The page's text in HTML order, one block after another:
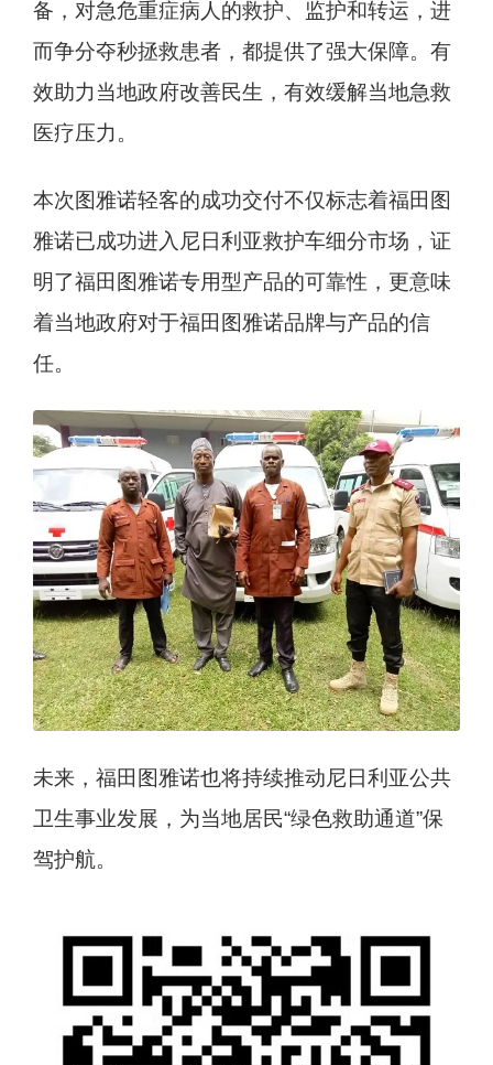
备，对急危重症病人的救护、监护和转运，进
而争分夺秒拯救患者，都提供了强大保障。有
效助力当地政府改善民生，有效缓解当地急救
医疗压力。
本次图雅诺轻客的成功交付不仅标志着福田图
雅诺已成功进入尼日利亚救护车细分市场，证
明了福田图雅诺专用型产品的可靠性，更意味
着当地政府对于福田图雅诺品牌与产品的信
任。
未来，福田图雅诺也将持续推动尼日利亚公共
卫生事业发展，为当地居民“绿色救助通道”保
驾护航。